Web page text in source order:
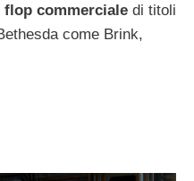
flop commerciale di titoli
come Brink,